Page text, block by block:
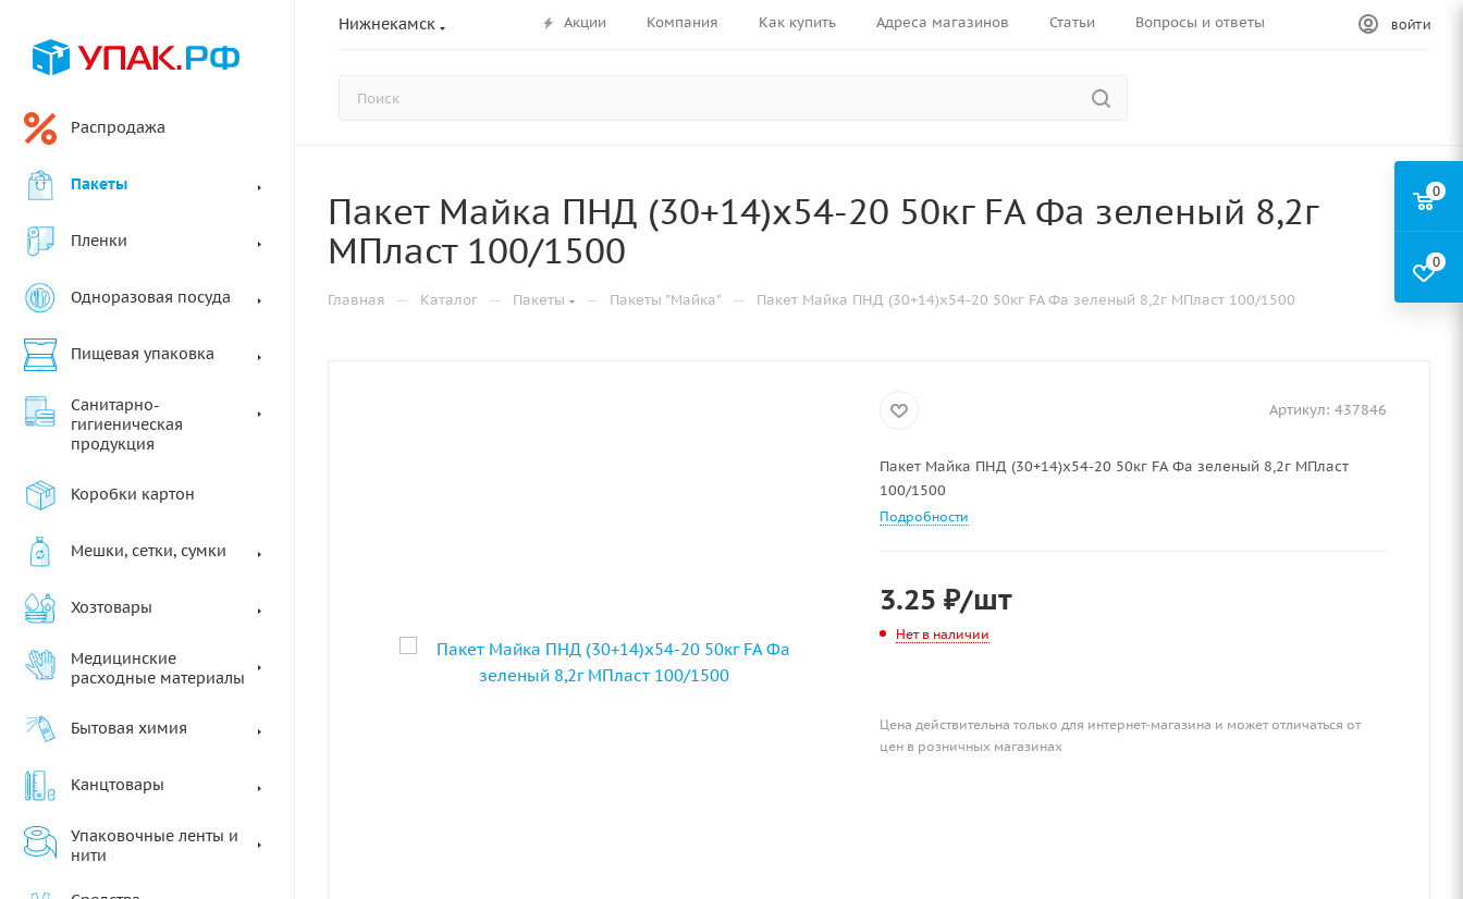
Нижнекамск Акции Компания Как купить Адреса магазинов Статьи Вопросы и ответы ВОЙТИ
Распродажа
Пакеты
Пленки
Одноразовая посуда
Пищевая упаковка
Санитарно-
гигиеническая
продукция
Коробки картон
Мешки, сетки, сумки
Хозтовары
Медицинские
расходные материалы
Бытовая химия
Канцтовары
Упаковочные ленты и
нити
Пакет Майка ПНД (30+14)х54-20 50кг FA Фа зеленый 8,2г
МПласт 100/1500
Главная — Каталог — Пакеты — Пакеты "Майка" — Пакет Майка ПНД (30+14)х54-20 50кг FA Фа зеленый 8,2г МПласт 100/1500
Артикул: 437846
Пакет Майка ПНД (30+14)х54-20 50кг FA Фа зеленый 8,2г МПласт
100/1500
Подробности
3.25 ₽/шт
Нет в наличии
Цена действительна только для интернет-магазина и может отличаться от
цен в розничных магазинах
0
0